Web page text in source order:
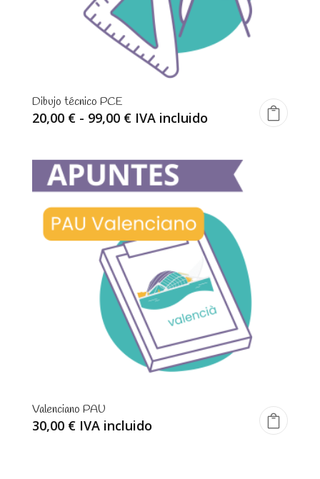
Dibujo técnico PCE
20,00 € - 99,00 €Rango
desde
20,00 €
hasta
99,00 €
IVA incluido
Valenciano PAU
30,00 € IVA incluido